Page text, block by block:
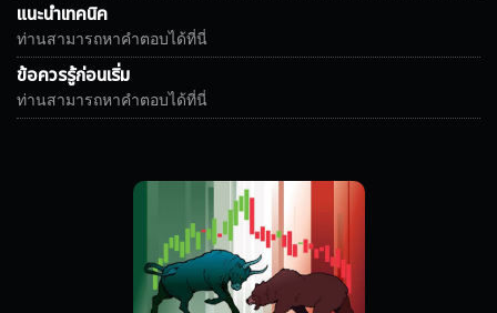
แนะนำเทคนิค
ท่านสามารถหาคำตอบได้ที่นี่
ข้อควรรู้ก่อนเริ่ม
ท่านสามารถหาคำตอบได้ที่นี่